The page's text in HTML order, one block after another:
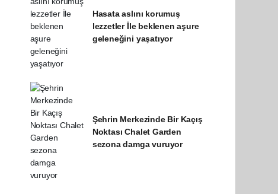
Hasata aslını korumuş
lezzetler İle beklenen aşure
geleneğini yaşatıyor
Şehrin Merkezinde Bir Kaçış
Noktası Chalet Garden
sezona damga vuruyor